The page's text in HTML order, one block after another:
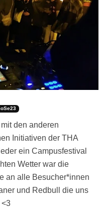
den anderen
Initiativen der THA
ein Campusfestival
Wetter war die
an alle Besucher*innen
und Redbull die uns
<3